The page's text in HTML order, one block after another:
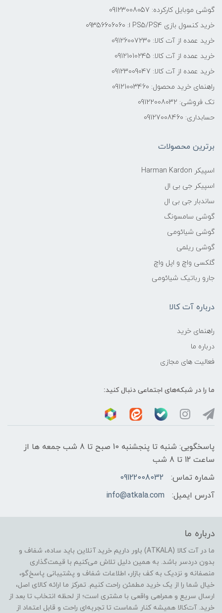
گوشی موبایل کارکرده: 09123008057
خرید کنسول بازی PS5/PS4 ا: 09356606060
خرید عمده از آت کالا: 09126007230
خرید عمده از آت کالا: 09121010245
خرید عمده از آت کالا: 09123009047
راهنمای خرید محصول: 09121003460
تک فروشی: 09122008032
حسابداری: 09127008460
برترین محصولات
اسپیکر Harman Kardon
اسپیکر جی بی ال
ساندبار جی بی ال
گوشی سامسونگ
گوشی شیائومی
گوشی ریلمی
گلکسی واچ و اپل واچ
جارو رباتیک شیائومی
درباره آت کالا
راهنمای خرید
درباره ما
فعالیت های مجازی
ما را در شبکه‌های اجتماعی دنبال کنید:
پاسخگویی: شنبه تا پنجشنبه 10 صبح تا 8 شب جمعه ها از
ساعت 12 تا 8 شب
شماره تماس:
09122008032
آدرس ایمیل:
info@atkala.com
درباره ما
ما در آت کالا (ATKALA) باور داریم خرید آنلاین باید ساده، شفاف و
بدون دردسر باشد. به همین دلیل تلاش می‌کنیم با قیمت‌گذاری
منصفانه و نزدیک به کف بازار، اطلاعات شفاف و پشتیبانی پاسخ‌گو،
خیال شما را از یک خرید مطمئن راحت کنیم. تمرکز ما ارائه کالای اصل،
ارسال سریع و همراهی واقعی با مشتری است؛ از لحظه انتخاب تا بعد از
خرید. آت‌کالا همیشه کنار شماست تا تجربه‌ای راحت و قابل اعتماد از